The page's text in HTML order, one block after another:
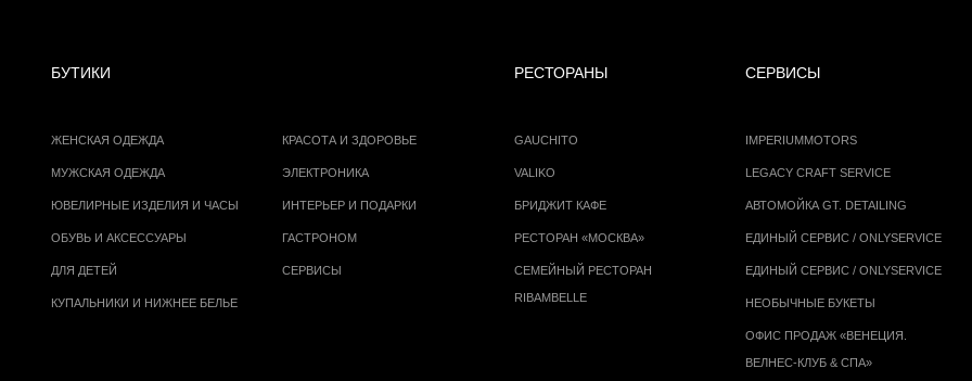
БУТИКИ
ЖЕНСКАЯ ОДЕЖДА
МУЖСКАЯ ОДЕЖДА
ЮВЕЛИРНЫЕ ИЗДЕЛИЯ И ЧАСЫ
ОБУВЬ И АКСЕССУАРЫ
ДЛЯ ДЕТЕЙ
КУПАЛЬНИКИ И НИЖНЕЕ БЕЛЬЕ
КРАСОТА И ЗДОРОВЬЕ
ЭЛЕКТРОНИКА
ИНТЕРЬЕР И ПОДАРКИ
ГАСТРОНОМ
СЕРВИСЫ
РЕСТОРАНЫ
GAUCHITO
VALIKO
БРИДЖИТ КАФЕ
РЕСТОРАН «МОСКВА»
СЕМЕЙНЫЙ РЕСТОРАН
RIBAMBELLE
СЕРВИСЫ
IMPERIUMMOTORS
LEGACY CRAFT SERVICE
АВТОМОЙКА GT. DETAILING
ЕДИНЫЙ СЕРВИС / ONLYSERVICE
ЕДИНЫЙ СЕРВИС / ONLYSERVICE
НЕОБЫЧНЫЕ БУКЕТЫ
ОФИС ПРОДАЖ «ВЕНЕЦИЯ.
ВЕЛНЕС-КЛУБ & СПА»